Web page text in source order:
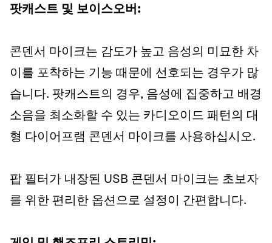
팟캐스트 및 보이스오버:
콘덴서 마이크는 감도가 높고 음성의 미묘한 차
이를 포착하는 기능 때문에 선호되는 경우가 많
습니다. 팟캐스트의 경우, 음성에 집중하고 배경
소음을 최소화할 수 있는 카디오이드 패턴의 대
형 다이어프램 콘덴서 마이크를 사용하십시오.
팝 필터가 내장된 USB 콘덴서 마이크는 초보자
를 위한 편리한 옵션으로 설정이 간편합니다.